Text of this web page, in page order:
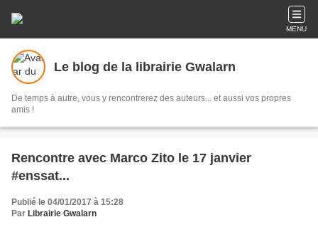
MENU
Le blog de la librairie Gwalarn
De temps à autre, vous y rencontrerez des auteurs... et aussi vos propres
amis !
Rencontre avec Marco Zito le 17 janvier
#enssat...
Publié le 04/01/2017 à 15:28
Par Librairie Gwalarn